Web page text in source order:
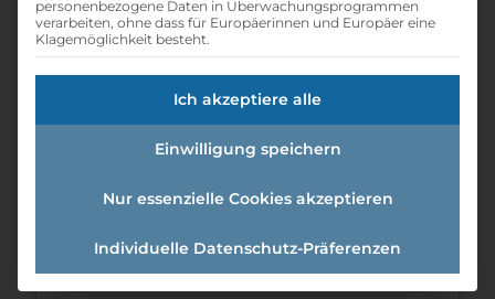
It Systemtechniker•in
(m/w/d)
Offene Lehrstellen»IT
Details zur Lehrstelle
personenbezogene Daten in Überwachungsprogrammen
verarbeiten, ohne dass für Europäerinnen und Europäer eine
Klagemöglichkeit besteht.
Ich akzeptiere alle
Einwilligung speichern
Nur essenzielle Cookies akzeptieren
Individuelle Datenschutz-Präferenzen